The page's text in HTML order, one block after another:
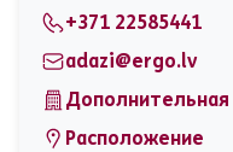
Воскресенье
+371 22585441
adazi@ergo.lv
Расположение